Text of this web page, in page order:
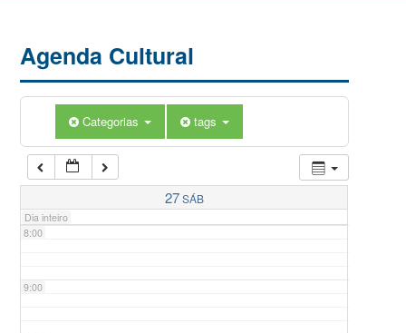
Agenda Cultural
Categorias tags
27SÁB
Dia inteiro
5:00
7:00
8:00
9:00